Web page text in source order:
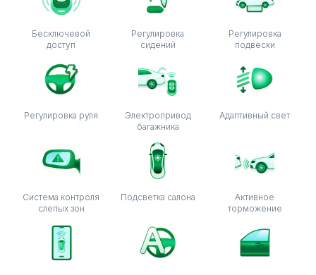
Бесключевой
доступ
Регулировка
сидений
Регулировка
подвески
Регулировка руля
Электропривод
багажника
Адаптивный свет
Система контроля
слепых зон
Подсветка салона
Активное
торможение